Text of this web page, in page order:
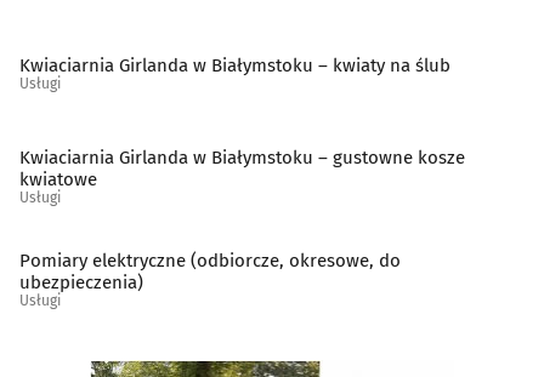
Telefony - naprawa(9)
Telewizja kablowa, cyfrowa, naziemna
Tworzywa sztuczne(11)
Weterynarze
Kwiaciarnia Girlanda w Białymstoku – kwiaty na ślub
Usługi
Kwiaciarnia Girlanda w Białymstoku – gustowne kosze
kwiatowe
Usługi
Pomiary elektryczne (odbiorcze, okresowe, do
ubezpieczenia)
Usługi